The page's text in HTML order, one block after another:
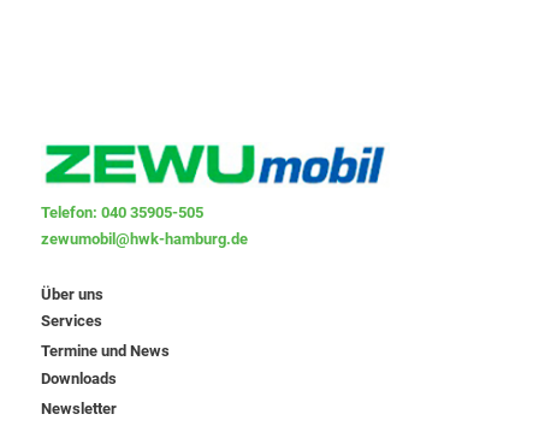
Telefon: 040 35905-505
zewumobil@hwk-hamburg.de
Über uns
Services
Termine und News
Downloads
Newsletter